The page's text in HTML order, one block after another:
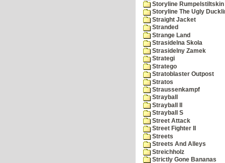
Storyline Rumpelstiltskin
Storyline The Ugly
Straight Jacket
Stranded
Strange Land
Strasidelna Skola
Strasidelny Zamek
Strategi
Stratego
Stratoblaster Outpost
Stratos
Straussenkampf
Strayball
Strayball II
Strayball S
Street Attack
Street Fighter II
Streets
Streets And Alleys
Streichholz
Strictly Gone Bananas